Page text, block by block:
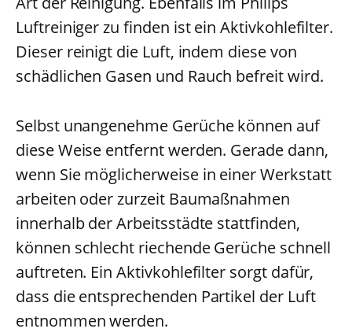
Luftreiniger zu finden ist ein Aktivkohlefilter.
Dieser reinigt die Luft, indem diese von
schädlichen Gasen und Rauch befreit wird.
Selbst unangenehme Gerüche können auf
diese Weise entfernt werden. Gerade dann,
wenn Sie möglicherweise in einer Werkstatt
arbeiten oder zurzeit Baumaßnahmen
innerhalb der Arbeitsstädte stattfinden,
können schlecht riechende Gerüche schnell
auftreten. Ein Aktivkohlefilter sorgt dafür,
dass die entsprechenden Partikel der Luft
entnommen werden.